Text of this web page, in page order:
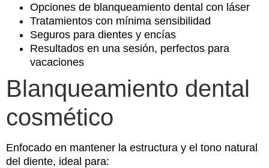
Opciones de blanqueamiento dental con láser
Tratamientos con mínima sensibilidad
Seguros para dientes y encías
Resultados en una sesión, perfectos para
vacaciones
Blanqueamiento dental
cosmético
Enfocado en mantener la estructura y el tono natural
del diente, ideal para: